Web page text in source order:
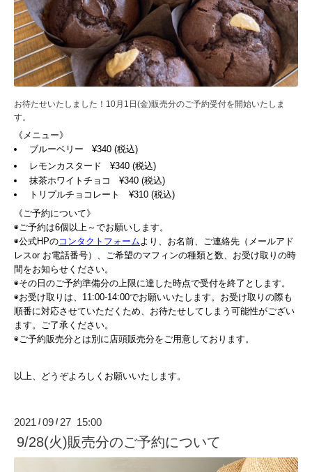
お待たせいたしました！10月1日(金)販売分のご予約受付を開始いたしま
す。
《メニュー》
ブルーベリー ¥340 (税込)
レモンカスタード ¥340 (税込)
抹茶ホワイトチョコ ¥340 (税込)
トリプルチョコレート ¥310 (税込)
《ご予約について》
◉ご予約は6個以上～でお願いします。
◉公式HPのコンタクトフォーム より、お名前、ご連絡先（メールアド
レスor お電話番号）、ご希望のマフィンの種類と数、お受け取りの時
間をお知らせください。
◉その日のご予約準備分の上限に達した時点で受付を終了とします。
◉お受け取りは、11:00-14:00でお願いいたします。お受け取りの際も
順番に対応させていただくため、お待たせしてしまう可能性がござい
ます。ご了承ください。
◉ご予約販売分とは別に店頭販売分をご用意しております。
以上、どうぞよろしくお願いいたします。
2021 /09 / 27 15:00
9/28(火)販売分のご予約について